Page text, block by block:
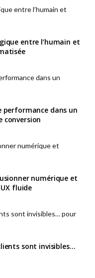
entre l’humain et
performance dans un
conversion
numérique et
fluide
sont invisibles…